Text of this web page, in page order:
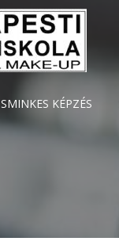
SMINKES KÉPZÉS